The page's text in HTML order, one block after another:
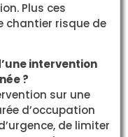
Plus ces
chantier risque de
intervention
?
sur une
d’occupation
de limiter